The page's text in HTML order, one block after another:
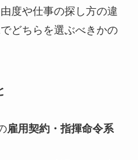
度や仕事の探し方の違
どちらを選ぶべきかの
雇用契約・指揮命令系